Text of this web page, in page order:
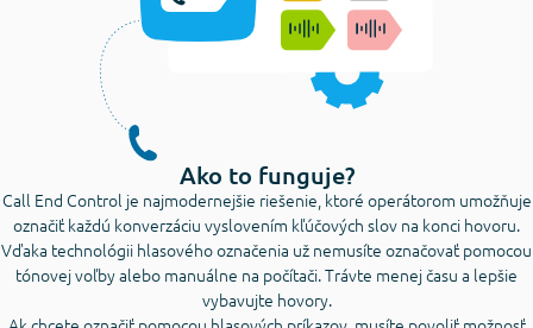
Ako to funguje?
Call End Control je najmodernejšie riešenie, ktoré operátorom umožňuje
označiť každú konverzáciu vyslovením kľúčových slov na konci hovoru.
Vďaka technológii hlasového označenia už nemusíte označovať pomocou
tónovej voľby alebo manuálne na počítači. Trávte menej času a lepšie
vybavujte hovory.